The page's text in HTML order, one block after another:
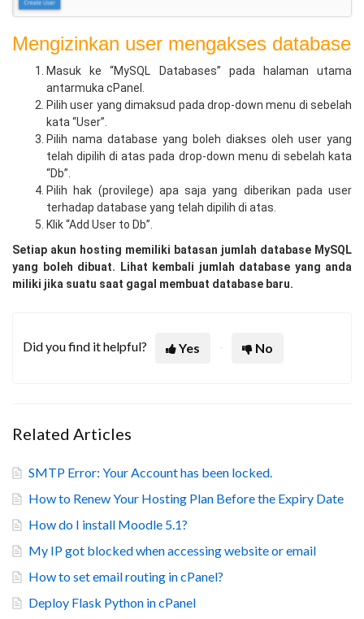
Mengizinkan user mengakses database
Masuk ke “MySQL Databases” pada halaman utama
antarmuka cPanel.
Pilih user yang dimaksud pada drop-down menu di sebelah
kata “User”.
Pilih nama database yang boleh diakses oleh user yang
telah dipilih di atas pada drop-down menu di sebelah kata
“Db”.
Pilih hak (provilege) apa saja yang diberikan pada user
terhadap database yang telah dipilih di atas.
Klik “Add User to Db”.
Setiap akun hosting memiliki batasan jumlah database MySQL
yang boleh dibuat. Lihat kembali jumlah database yang anda
miliki jika suatu saat gagal membuat database baru.
Did you find it helpful? Yes No
Related Articles
SMTP Error: Your Account has been locked.
How to Renew Your Hosting Plan Before the Expiry Date
How do I install Moodle 5.1?
My IP got blocked when accessing website or email
How to set email routing in cPanel?
Deploy Flask Python in cPanel